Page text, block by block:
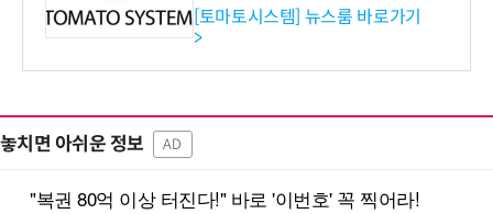
기관·보험사 공략”
[토마토시스템] 뉴스룸 바로가기
>
놓치면 아쉬운 정보 AD